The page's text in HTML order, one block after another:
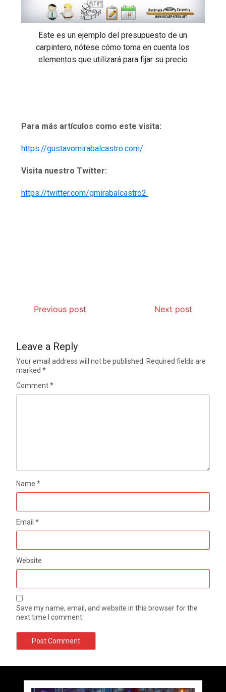
Este es un ejemplo del presupuesto de un
carpintero, nótese cómo toma en cuenta los
elementos que utilizará para fijar su precio
Para más artículos como este visita:
https://gustavomirabalcastro.com/
Visita nuestro Twitter:
https://twitter.com/gmirabalcastro2
Previous post Next post
Leave a Reply
Your email address will not be published.
Required fields are
marked*
Comment*
Name*
Email*
Website
Save my name, email, and website in this browser for the
next time I comment.